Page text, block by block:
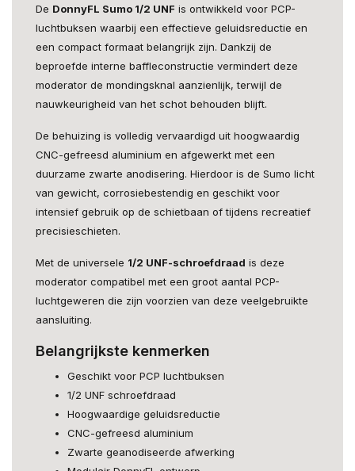
De DonnyFL Sumo 1/2 UNF is ontwikkeld voor PCP-
luchtbuksen waarbij een effectieve geluidsreductie en
een compact formaat belangrijk zijn. Dankzij de
beproefde interne baffleconstructie vermindert deze
moderator de mondingsknal aanzienlijk, terwijl de
nauwkeurigheid van het schot behouden blijft.
De behuizing is volledig vervaardigd uit hoogwaardig
CNC-gefreesd aluminium en afgewerkt met een
duurzame zwarte anodisering. Hierdoor is de Sumo licht
van gewicht, corrosiebestendig en geschikt voor
intensief gebruik op de schietbaan of tijdens recreatief
precisieschieten.
Met de universele 1/2 UNF-schroefdraad is deze
moderator compatibel met een groot aantal PCP-
luchtgeweren die zijn voorzien van deze veelgebruikte
aansluiting.
Belangrijkste kenmerken
Geschikt voor PCP luchtbuksen
1/2 UNF schroefdraad
Hoogwaardige geluidsreductie
CNC-gefreesd aluminium
Zwarte geanodiseerde afwerking